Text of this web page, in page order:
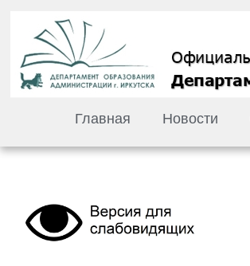
Главная Новости